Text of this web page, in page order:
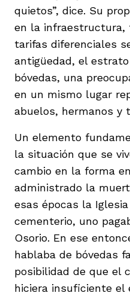
quietos”, dice. Su
en la infraestructura,
tarifas diferenciales
antigüedad, el
bóvedas, una
en un mismo lugar
abuelos, hermanos y
Un elemento
la situación que se
cambio en la forma
administrado la
esas épocas la
cementerio, uno
Osorio. En ese
hablaba de bóvedas
posibilidad de que el
hiciera insuficiente el